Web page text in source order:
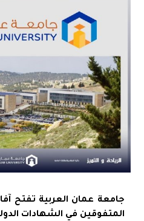
جامعة عمان العربية تفتح
المتفوقين في الشهادات